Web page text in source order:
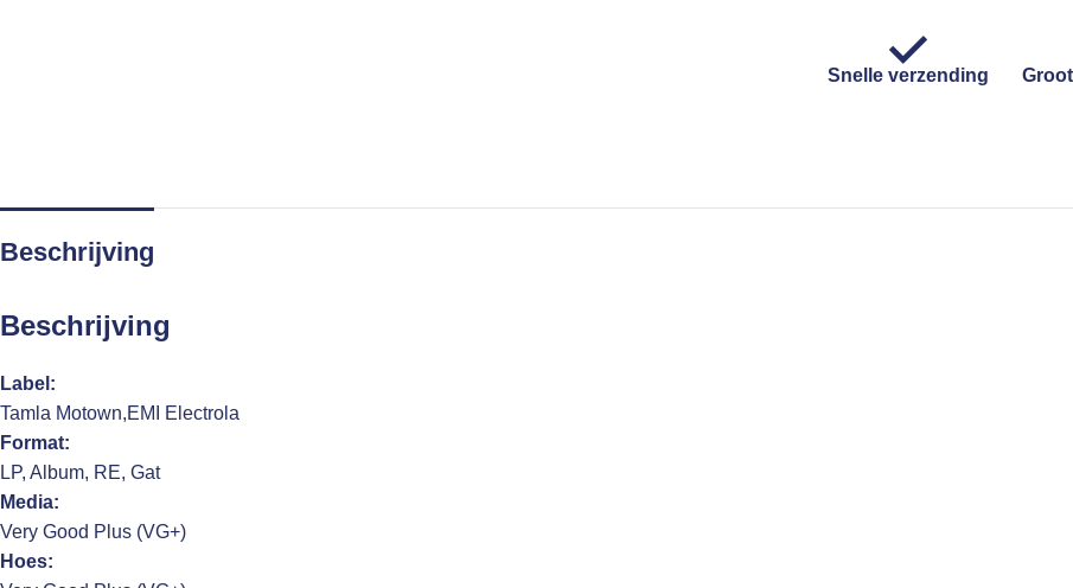
Snelle verzending
Beschrijving
Beschrijving
Label:
Tamla Motown,EMI Electrola
Format:
LP, Album, RE, Gat
Media:
Very Good Plus (VG+)
Hoes: